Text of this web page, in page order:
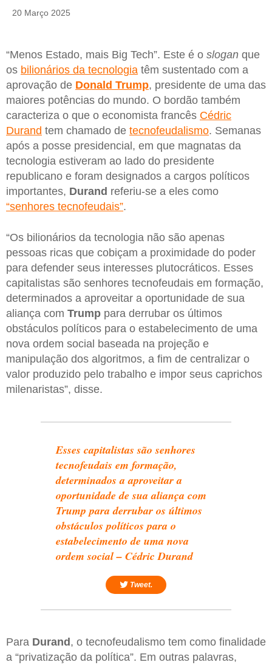
20 Março 2025
“Menos Estado, mais Big Tech”. Este é o slogan que
os bilionários da tecnologia têm sustentado com a
aprovação de Donald Trump, presidente de uma das
maiores potências do mundo. O bordão também
caracteriza o que o economista francês Cédric
Durand tem chamado de tecnofeudalismo. Semanas
após a posse presidencial, em que magnatas da
tecnologia estiveram ao lado do presidente
republicano e foram designados a cargos políticos
importantes, Durand referiu-se a eles como
“senhores tecnofeudais”.
“Os bilionários da tecnologia não são apenas
pessoas ricas que cobiçam a proximidade do poder
para defender seus interesses plutocráticos. Esses
capitalistas são senhores tecnofeudais em formação,
determinados a aproveitar a oportunidade de sua
aliança com Trump para derrubar os últimos
obstáculos políticos para o estabelecimento de uma
nova ordem social baseada na projeção e
manipulação dos algoritmos, a fim de centralizar o
valor produzido pelo trabalho e impor seus caprichos
milenaristas”, disse.
Esses capitalistas são senhores
tecnofeudais em formação,
determinados a aproveitar a
oportunidade de sua aliança com
Trump para derrubar os últimos
obstáculos políticos para o
estabelecimento de uma nova
ordem social – Cédric Durand
Tweet.
Para Durand, o tecnofeudalismo tem como finalidade
a “privatização da política”. Em outras palavras,